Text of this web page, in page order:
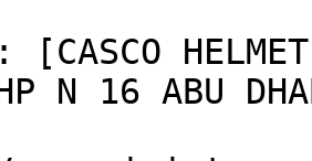
HELMET
N 16 ABU